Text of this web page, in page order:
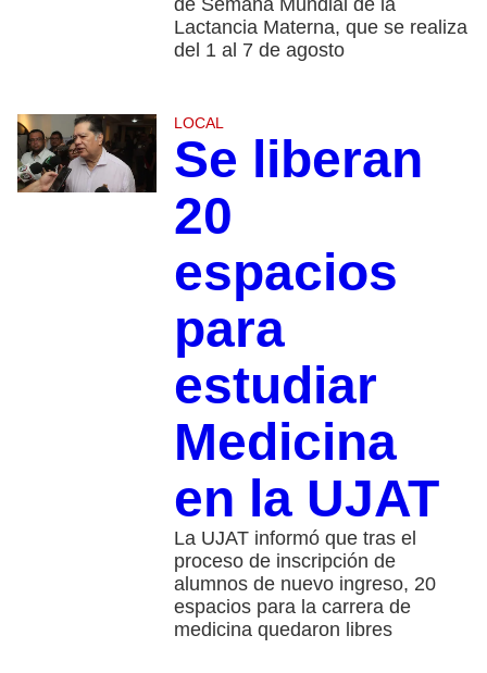
de Semana Mundial de la
Lactancia Materna, que se realiza
del 1 al 7 de agosto
LOCAL
Se liberan
20
espacios
para
estudiar
Medicina
en la UJAT
La UJAT informó que tras el
proceso de inscripción de
alumnos de nuevo ingreso, 20
espacios para la carrera de
medicina quedaron libres